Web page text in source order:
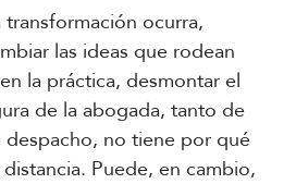
ocurra,
las ideas que rodean
la práctica, desmontar el
de la abogada, tanto de
despacho, no tiene por qué
Puede, en cambio,